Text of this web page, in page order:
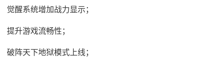
觉醒系统增加战力显示；
提升游戏流畅性；
破阵天下地狱模式上线；